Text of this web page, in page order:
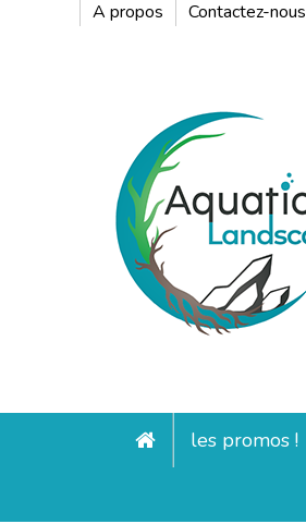
A propos Contactez-nous
les promos !